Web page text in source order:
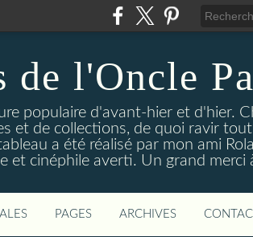
de l'Oncle
populaire d'avant-hier et d'hier.
et de collections, de quoi ravir
a été réalisé par mon ami
et cinéphile averti. Un grand merci
PAGES ARCHIVES